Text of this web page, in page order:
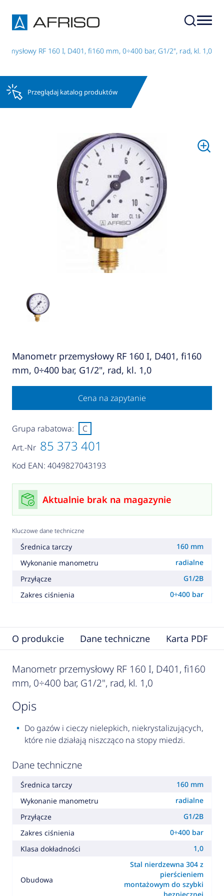
RF 160 I, D401, fi160 mm, 0÷400 bar, G1/2", rad, kl. 1,0
Przeglądaj katalog produktów
Manometr przemysłowy RF 160 I, D401, fi160
mm, 0÷400 bar, G1/2", rad, kl. 1,0
Cena na zapytanie
Art.-Nr 85 373 401
Kod EAN: 4049827043193
Grupa rabatowa: C
Aktualnie brak na magazynie
Kluczowe dane techniczne
Średnica tarczy
160 mm
Wykonanie manometru
radialne
Przyłącze
G1/2B
Zakres ciśnienia
0÷400 bar
O produkcie Dane techniczne Karta PDF
Manometr przemysłowy RF 160 I, D401, fi160
mm, 0÷400 bar, G1/2", rad, kl. 1,0
opis
Do gazów i cieczy nielepkich, niekrystalizujących,
które nie działają niszcząco na stopy miedzi.
Dane techniczne
Średnica tarczy
160 mm
Wykonanie manometru
radialne
Przyłącze
G1/2B
Zakres ciśnienia
0÷400 bar
Klasa dokładności
1,0
Obudowa
Stal nierdzewna 304 z
pierścieniem
montażowym do szybki